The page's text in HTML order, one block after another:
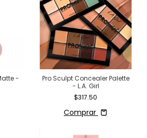
-
Pro Sculpt Concealer Palette
- L.A. Girl
$317.50
Comprar